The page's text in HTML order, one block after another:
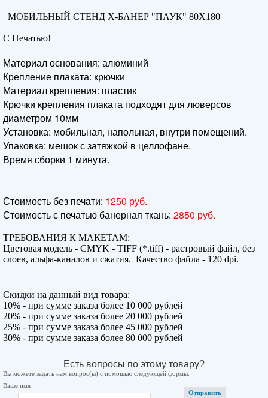
МОБИЛЬНЫЙ СТЕНД Х-БАНЕР "ПАУК" 80Х180
С Печатью!
Материал основания: алюминий
Крепление плаката: крючки
Материал крепления: пластик
Крючки крепления плаката подходят для люверсов
диаметром 10мм
Установка: мобильная, напольная, внутри помещений.
Упаковка: мешок с затяжкой в целлофане.
Время сборки 1 минута.
Стоимость без печати: 1250 руб.
Стоимость с печатью банерная ткань: 2850 руб.
ТРЕБОВАНИЯ К МАКЕТАМ:
Цветовая модель - CMYK - TIFF (*.tiff) - растровый файл, без
слоев, альфа-каналов и сжатия. Качество файла - 120 dpi.
Скидки на данный вид товара:
10% - при сумме заказа более 10 000 рублей
20% - при сумме заказа более 20 000 рублей
25% - при сумме заказа более 45 000 рублей
30% - при сумме заказа более 80 000 рублей
Есть вопросы по этому товару?
Вы можете задать нам вопрос(ы) с помощью следующей формы.
Ваше имя
Отправить